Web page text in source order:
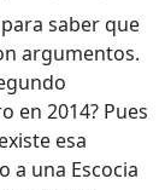
saber que
argumentos.
en 2014? Pues
esa
a una Escocia